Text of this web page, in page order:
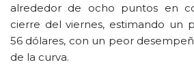
alrededor de ocho puntos en
cierre del viernes, estimando un
56 dólares, con un peor
de la curva.